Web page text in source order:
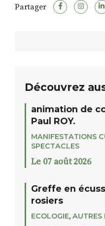
Partager
Découvrez
animation de
Paul ROY.
MANIFESTATIONS
SPECTACLES
Le 07 août 2026
Greffe en
rosiers
ECOLOGIE, AUTRES